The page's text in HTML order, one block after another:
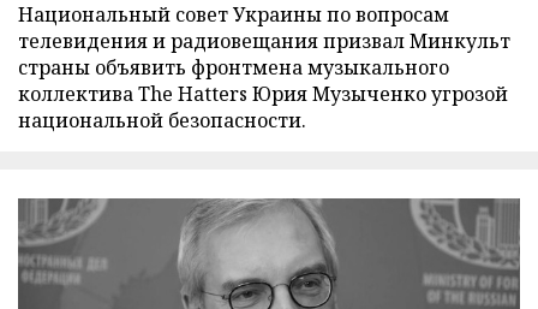
Национальный совет Украины по вопросам
телевидения и радиовещания призвал Минкульт
страны объявить фронтмена музыкального
коллектива The Hatters Юрия Музыченко угрозой
национальной безопасности.